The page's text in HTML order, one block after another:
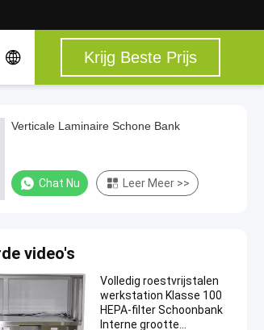
Krijg Beste Prijs
Verticale Laminaire Schone Bank
Chat Nu Leer Meer >>
video's
Volledig roestvrijstalen
werkstation Klasse 100
HEPA-filter Schoonbank
Interne grootte